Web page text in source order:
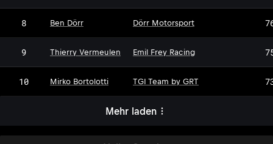
8 Ben Dörr DM
Dörr Motorsport
9 Thierry Vermeulen Emil Frey Racing
10 Mirko Bortolotti TGI Team by GRT
Mehr laden